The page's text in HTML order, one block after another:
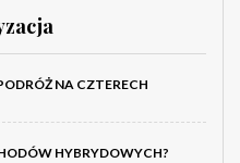
NA CZTERECH
HYBRYDOWYCH?